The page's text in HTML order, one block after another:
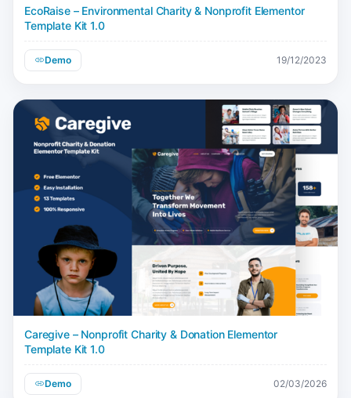
EcoRaise – Environmental Charity & Nonprofit Elementor
Template Kit 1.0
Demo 19/12/2023
Caregive – Nonprofit Charity & Donation Elementor
Template Kit 1.0
Demo 02/03/2026